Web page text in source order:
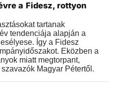
a Fidesz, rottyon
tartanak
tendenciája alapján a
Így a Fidesz
Eközben a
miatt megtorpant,
Magyar Pétertől.